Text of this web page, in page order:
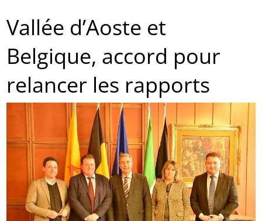
Vallée d’Aoste et
Belgique, accord pour
relancer les rapports